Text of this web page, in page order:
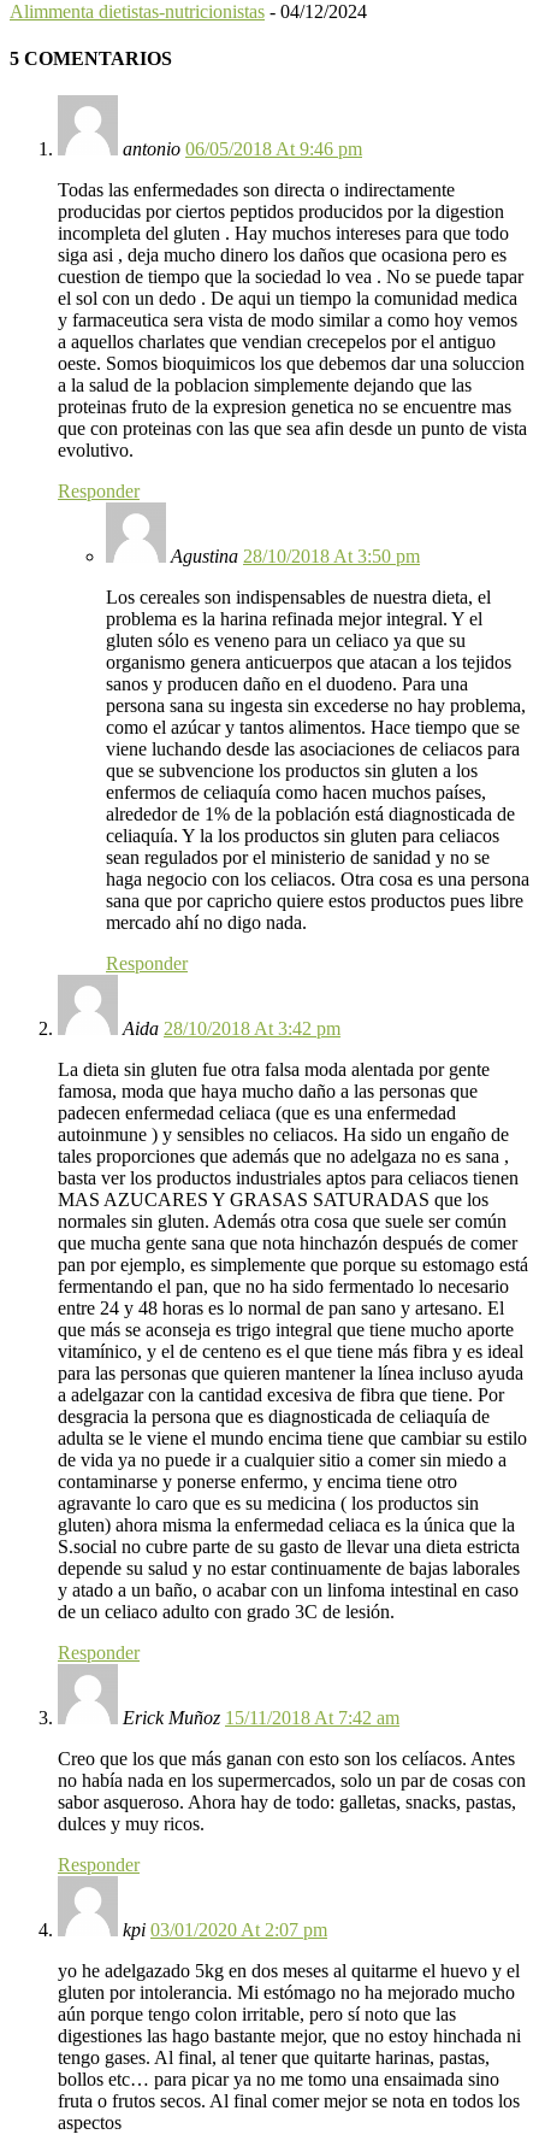
Alimmenta dietistas-nutricionistas - 04/12/2024
5 COMENTARIOS
antonio 06/05/2018 At 9:46 pm
Todas las enfermedades son directa o indirectamente
producidas por ciertos peptidos producidos por la digestion
incompleta del gluten . Hay muchos intereses para que todo
siga asi , deja mucho dinero los daños que ocasiona pero es
cuestion de tiempo que la sociedad lo vea . No se puede tapar
el sol con un dedo . De aqui un tiempo la comunidad medica
y farmaceutica sera vista de modo similar a como hoy vemos
a aquellos charlates que vendian crecepelos por el antiguo
oeste. Somos bioquimicos los que debemos dar una soluccion
a la salud de la poblacion simplemente dejando que las
proteinas fruto de la expresion genetica no se encuentre mas
que con proteinas con las que sea afin desde un punto de vista
evolutivo.
Responder
Agustina 28/10/2018 At 3:50 pm
Los cereales son indispensables de nuestra dieta, el
problema es la harina refinada mejor integral. Y el
gluten sólo es veneno para un celiaco ya que su
organismo genera anticuerpos que atacan a los tejidos
sanos y producen daño en el duodeno. Para una
persona sana su ingesta sin excederse no hay problema,
como el azúcar y tantos alimentos. Hace tiempo que se
viene luchando desde las asociaciones de celiacos para
que se subvencione los productos sin gluten a los
enfermos de celiaquía como hacen muchos países,
alrededor de 1% de la población está diagnosticada de
celiaquía. Y la los productos sin gluten para celiacos
sean regulados por el ministerio de sanidad y no se
haga negocio con los celiacos. Otra cosa es una persona
sana que por capricho quiere estos productos pues libre
mercado ahí no digo nada.
Responder
Aida 28/10/2018 At 3:42 pm
La dieta sin gluten fue otra falsa moda alentada por gente
famosa, moda que haya mucho daño a las personas que
padecen enfermedad celiaca (que es una enfermedad
autoinmune ) y sensibles no celiacos. Ha sido un engaño de
tales proporciones que además que no adelgaza no es sana ,
basta ver los productos industriales aptos para celiacos tienen
MAS AZUCARES Y GRASAS SATURADAS que los
normales sin gluten. Además otra cosa que suele ser común
que mucha gente sana que nota hinchazón después de comer
pan por ejemplo, es simplemente que porque su estomago está
fermentando el pan, que no ha sido fermentado lo necesario
entre 24 y 48 horas es lo normal de pan sano y artesano. El
que más se aconseja es trigo integral que tiene mucho aporte
vitamínico, y el de centeno es el que tiene más fibra y es ideal
para las personas que quieren mantener la línea incluso ayuda
a adelgazar con la cantidad excesiva de fibra que tiene. Por
desgracia la persona que es diagnosticada de celiaquía de
adulta se le viene el mundo encima tiene que cambiar su estilo
de vida ya no puede ir a cualquier sitio a comer sin miedo a
contaminarse y ponerse enfermo, y encima tiene otro
agravante lo caro que es su medicina ( los productos sin
gluten) ahora misma la enfermedad celiaca es la única que la
S.social no cubre parte de su gasto de llevar una dieta estricta
depende su salud y no estar continuamente de bajas laborales
y atado a un baño, o acabar con un linfoma intestinal en caso
de un celiaco adulto con grado 3C de lesión.
Responder
Erick Muñoz 15/11/2018 At 7:42 am
Creo que los que más ganan con esto son los celíacos. Antes
no había nada en los supermercados, solo un par de cosas con
sabor asqueroso. Ahora hay de todo: galletas, snacks, pastas,
dulces y muy ricos.
Responder
kpi 03/01/2020 At 2:07 pm
yo he adelgazado 5kg en dos meses al quitarme el huevo y el
gluten por intolerancia. Mi estómago no ha mejorado mucho
aún porque tengo colon irritable, pero sí noto que las
digestiones las hago bastante mejor, que no estoy hinchada ni
tengo gases. Al final, al tener que quitarte harinas, pastas,
bollos etc… para picar ya no me tomo una ensaimada sino
fruta o frutos secos. Al final comer mejor se nota en todos los
aspectos